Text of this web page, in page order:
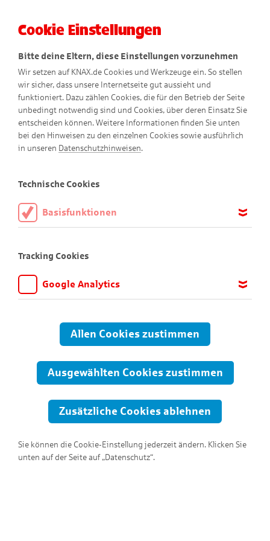
Cookie Einstellungen
Bitte deine Eltern, diese Einstellungen vorzunehmen
Wir setzen auf KNAX.de Cookies und Werkzeuge ein. So stellen
wir sicher, dass unsere Internetseite gut aussieht und
funktioniert. Dazu zählen Cookies, die für den Betrieb der Seite
unbedingt notwendig sind und Cookies, über deren Einsatz Sie
entscheiden können. Weitere Informationen finden Sie unten
bei den Hinweisen zu den einzelnen Cookies sowie ausführlich
in unseren Datenschutzhinweisen.
Technische Cookies
Basisfunktionen
aktiviert sein.
Tracking Cookies
Google Analytics
anpassen und verbessern können. Aus diesem Grund nutzen wir
Google Analytics. Dieses Werkzeug erfasst die Seitenaufrufe zu
Übertragung anonymisiert.
Allen Cookies zustimmen
Ausgewählten Cookies zustimmen
Zusätzliche Cookies ablehnen
Sie können die Cookie-Einstellung jederzeit ändern. Klicken Sie
unten auf der Seite auf „Datenschutz“.